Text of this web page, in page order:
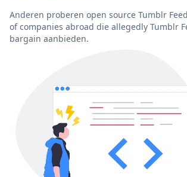
Anderen proberen open source Tumblr
of companies abroad die allegedly Tumblr
bargain aanbieden.